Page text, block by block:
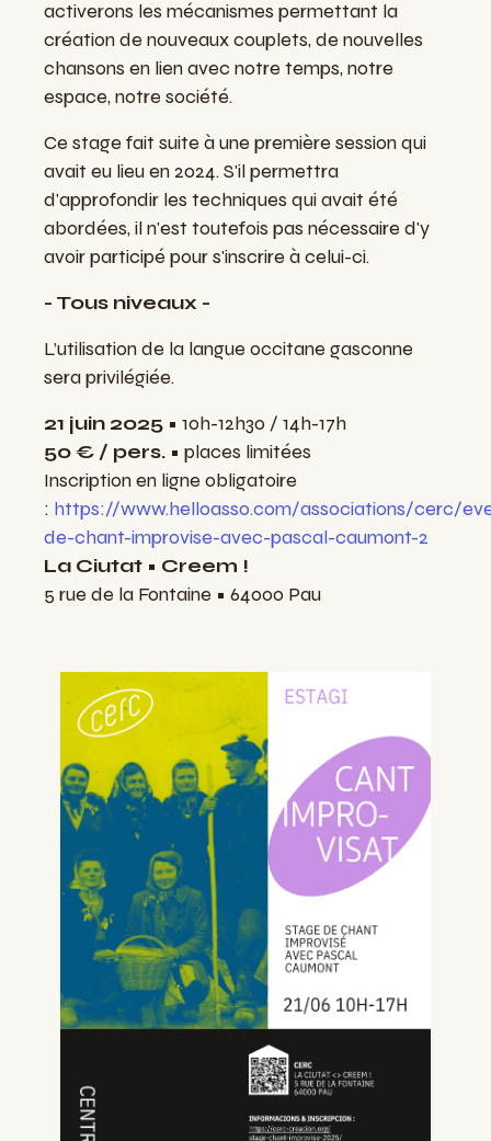
activerons les mécanismes permettant la
création de nouveaux couplets, de nouvelles
chansons en lien avec notre temps, notre
espace, notre société.
Ce stage fait suite à une première session qui
avait eu lieu en 2024. S'il permettra
d'approfondir les techniques qui avait été
abordées, il n'est toutefois pas nécessaire d'y
avoir participé pour s'inscrire à celui-ci.
- Tous niveaux -
L’utilisation de la langue occitane gasconne
sera privilégiée.
21 juin 2025 • 10h-12h30 / 14h-17h
50 € / pers. • places limitées
Inscription en ligne obligatoire
: https://www.helloasso.com/associations/cerc/
de-chant-improvise-avec-pascal-caumont-2
La Ciutat • Creem !
5 rue de la Fontaine • 64000 Pau